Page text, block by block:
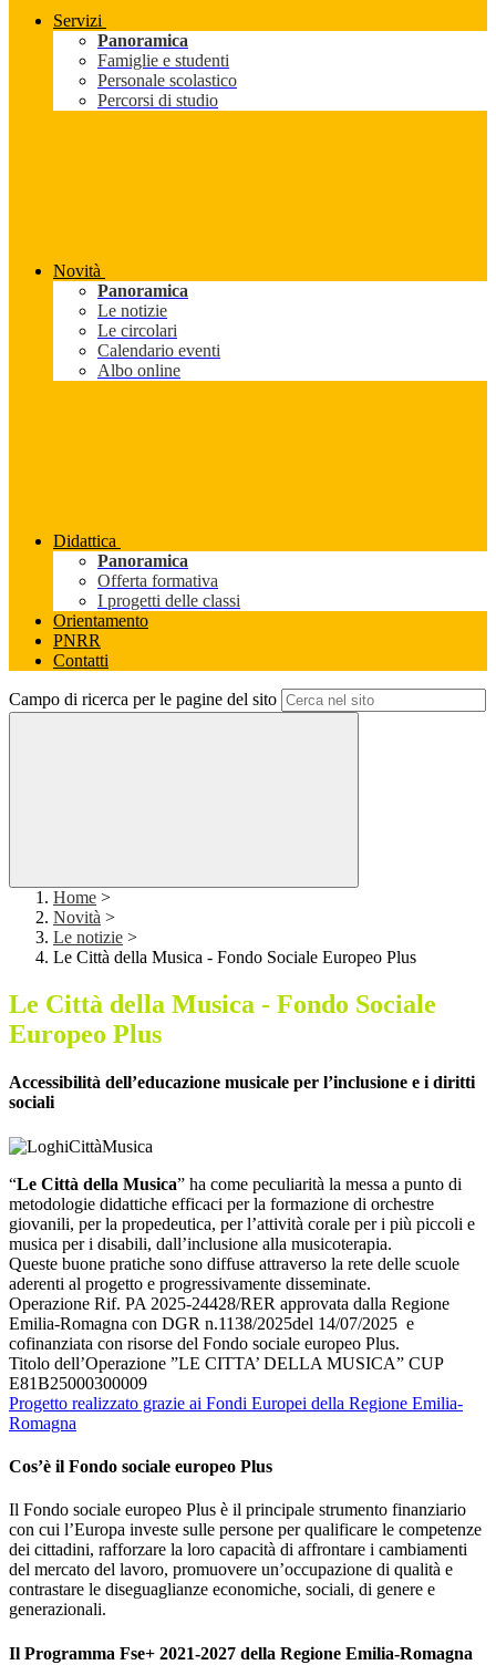
Servizi
Panoramica
Famiglie e studenti
Personale scolastico
Percorsi di studio
Novità
Panoramica
Le notizie
Le circolari
Calendario eventi
Albo online
Didattica
Panoramica
Offerta formativa
I progetti delle classi
Orientamento
PNRR
Contatti
Campo di ricerca per le pagine del sito
Home >
Novità >
Le notizie >
Le Città della Musica - Fondo Sociale Europeo Plus
Le Città della Musica - Fondo Sociale
Europeo Plus
Accessibilità dell’educazione musicale per l’inclusione e i diritti
sociali
“Le Città della Musica” ha come peculiarità la messa a punto di
metodologie didattiche efficaci per la formazione di orchestre
giovanili, per la propedeutica, per l’attività corale per i più piccoli e
musica per i disabili, dall’inclusione alla musicoterapia.
Queste buone pratiche sono diffuse attraverso la rete delle scuole
aderenti al progetto e progressivamente disseminate.
Operazione Rif. PA 2025-24428/RER approvata dalla Regione
Emilia-Romagna con DGR n.1138/2025del 14/07/2025 e
cofinanziata con risorse del Fondo sociale europeo Plus.
Titolo dell’Operazione ”LE CITTA’ DELLA MUSICA” CUP
E81B25000300009
Progetto realizzato grazie ai Fondi Europei della Regione Emilia-
Romagna
Cos’è il Fondo sociale europeo Plus
Il Fondo sociale europeo Plus è il principale strumento finanziario
con cui l’Europa investe sulle persone per qualificare le competenze
dei cittadini, rafforzare la loro capacità di affrontare i cambiamenti
del mercato del lavoro, promuovere un’occupazione di qualità e
contrastare le diseguaglianze economiche, sociali, di genere e
generazionali.
Il Programma Fse+ 2021-2027 della Regione Emilia-Romagna